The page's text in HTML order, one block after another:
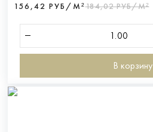
156,42 РУБ/М²184,02 РУБ/М²
В корзину